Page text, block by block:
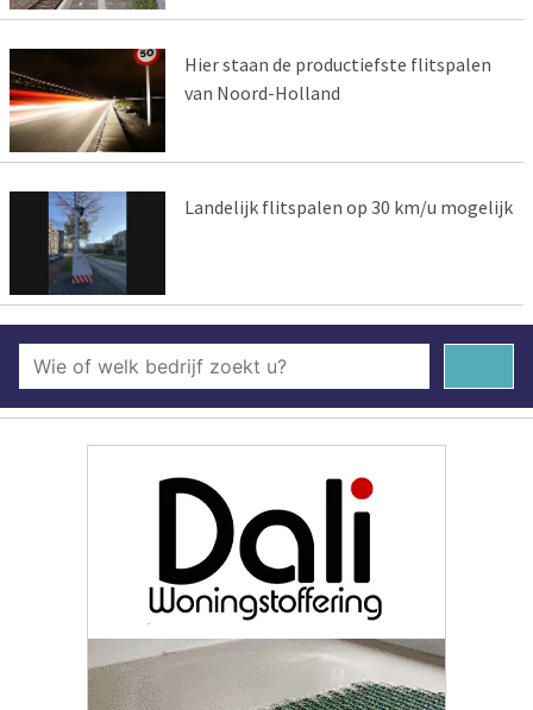
Hier staan de productiefste flitspalen
van Noord-Holland
Landelijk flitspalen op 30 km/u mogelijk